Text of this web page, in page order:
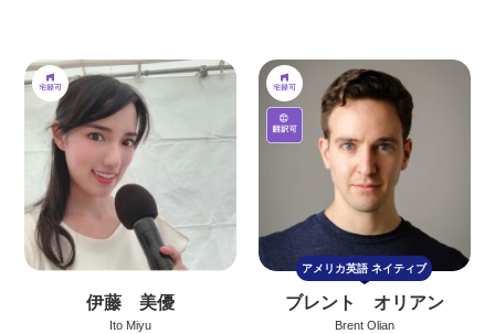
伊藤 美優
Ito Miyu
アメリカ英語ネイティブ
ブレント オリアン
Brent Olian